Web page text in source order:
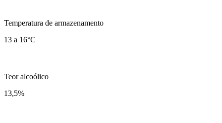
Temperatura de armazenamento
13 a 16°C
Teor alcoólico
13,5%